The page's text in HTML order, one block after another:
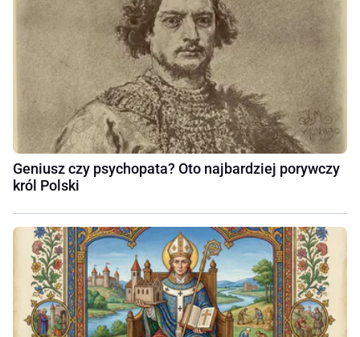
Geniusz czy psychopata? Oto najbardziej porywczy
król Polski